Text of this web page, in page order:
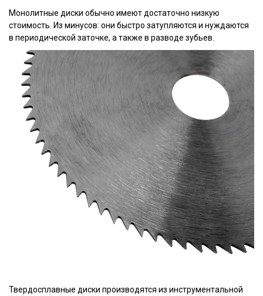
Монолитные диски обычно имеют достаточно низкую
стоимость. Из минусов: они быстро затупляются и нуждаются
в периодической заточке, а также в разводе зубьев.
Твердосплавные диски производятся из инструментальной